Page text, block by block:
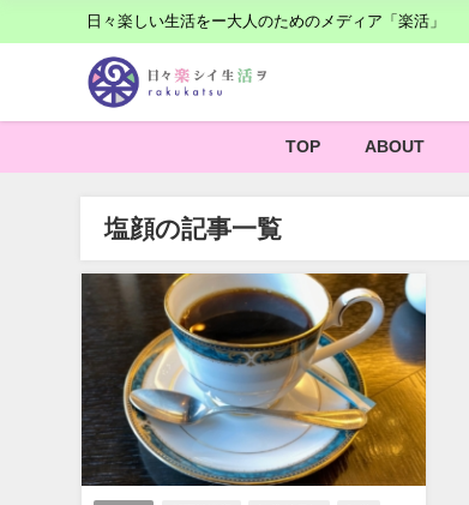
日々楽しい生活をー大人のためのメディア「楽活」
TOP ABOUT
塩顔の記事一覧